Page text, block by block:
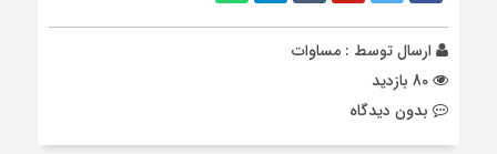
ارسال توسط : مساوات
بدون دیدگاه